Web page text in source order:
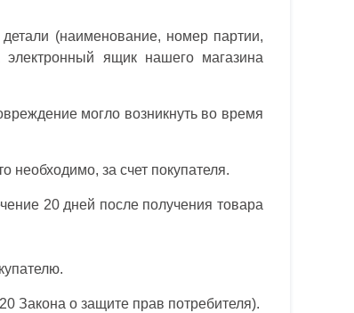
(наименование, номер партии,
ящик нашего магазина
могло возникнуть во время
необходимо, за счет покупателя.
20 дней после получения товара
Закона о защите прав потребителя).